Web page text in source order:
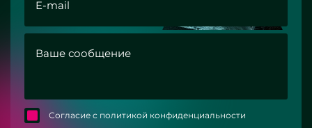
Согласие с политикой конфиденциальности